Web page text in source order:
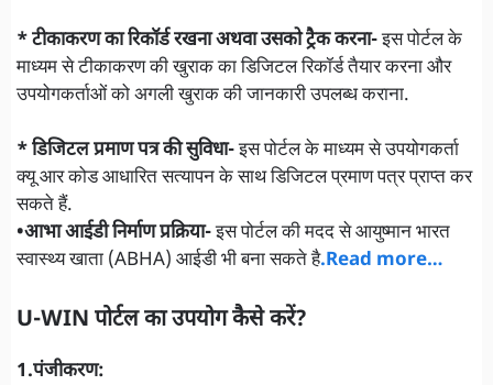
* टीकाकरण का रिकॉर्ड रखना अथवा उसको ट्रैक करना-इस पोर्टल के
माध्यम से टीकाकरण की खुराक का डिजिटल रिकॉर्ड तैयार करना और
उपयोगकर्ताओं को अगली खुराक की जानकारी उपलब्ध कराना.
* डिजिटल प्रमाण पत्र की सुविधा-इस पोर्टल के माध्यम से उपयोगकर्ता
क्यू आर कोड आधारित सत्यापन के साथ डिजिटल प्रमाण पत्र प्राप्त कर
सकते हैं.
•आभा आईडी निर्माण प्रक्रिया-इस पोर्टल की मदद से आयुष्मान भारत
स्वास्थ्य खाता (ABHA) आईडी भी बना सकते है.Read more…
U-WIN पोर्टल का उपयोग कैसे करें?
1.पंजीकरण: